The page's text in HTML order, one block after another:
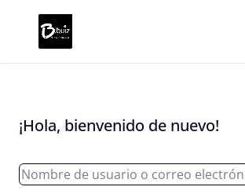
¡Hola, bienvenido de nuevo!